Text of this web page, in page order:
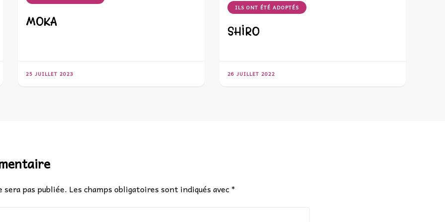
MOKA
25 JUILLET 2023
ILS ONT ÉTÉ ADOPTÉS
SHIRO
26 JUILLET 2022
pas publiée. Les champs obligatoires sont indiqués avec*